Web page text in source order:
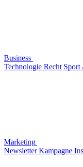
Business
Technologie Recht Sport
Marketing
Newsletter Kampagne